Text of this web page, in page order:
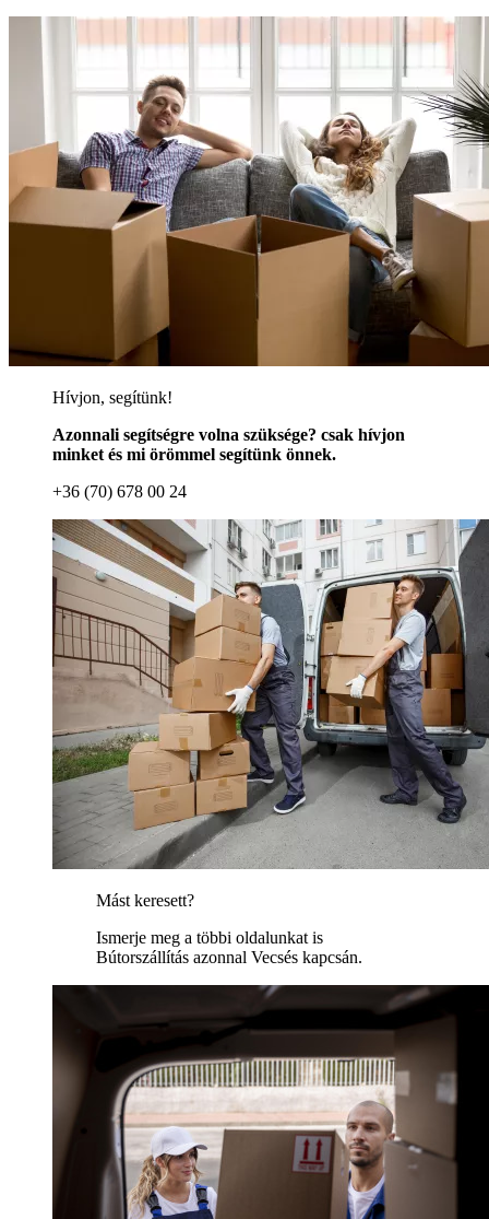
Hívjon, segítünk!
Azonnali segítségre volna szüksége? csak hívjon
minket és mi örömmel segítünk önnek.
+36 (70) 678 00 24
Mást keresett?
Ismerje meg a többi oldalunkat is
Bútorszállítás azonnal Vecsés kapcsán.